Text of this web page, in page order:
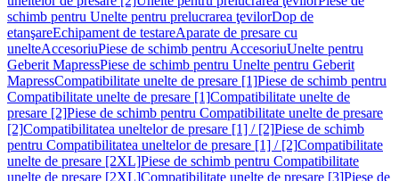
schimb pentru Unelte pentru prelucrarea ţevilorDop de
etanşareEchipament de testareAparate de presare cu
unelteAccesoriuPiese de schimb pentru AccesoriuUnelte pentru
Geberit MapressPiese de schimb pentru Unelte pentru Geberit
MapressCompatibilitate unelte de presare [1]Piese de schimb pentru
Compatibilitate unelte de presare [1]Compatibilitate unelte de
presare [2]Piese de schimb pentru Compatibilitate unelte de presare
[2]Compatibilitatea uneltelor de presare [1] / [2]Piese de schimb
pentru Compatibilitatea uneltelor de presare [1] / [2]Compatibilitate
unelte de presare [2XL]Piese de schimb pentru Compatibilitate
unelte de presare [2XL]Compatibilitate unelte de presare [3]Piese de